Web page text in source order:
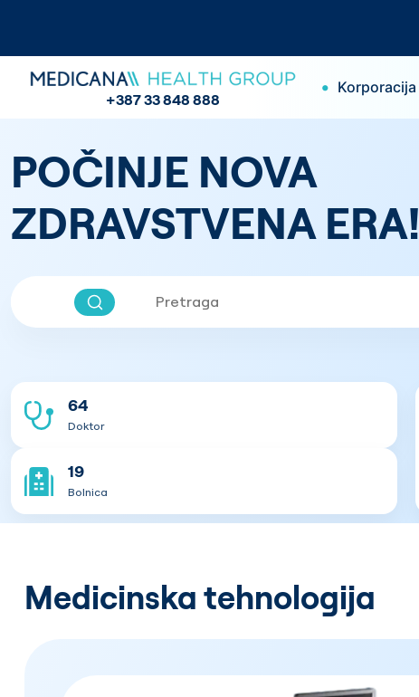
+387 33 848 888
• Korporacija
POČINJE NOVA
ZDRAVSTVENA ERA!
64
Doktor
19
Bolnica
Medicinska tehnologija